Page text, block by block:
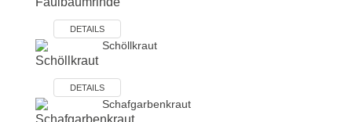
DETAILS
Schöllkraut
DETAILS
Schafgarbenkraut